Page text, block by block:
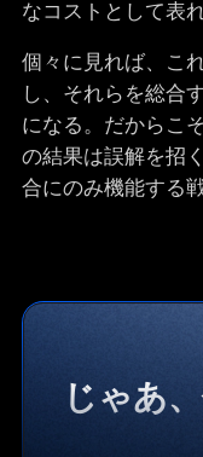
なコストとして表
個々に見れば、こ
し、それらを総合
になる。だからこ
の結果は誤解を招
合にのみ機能する
じゃあ